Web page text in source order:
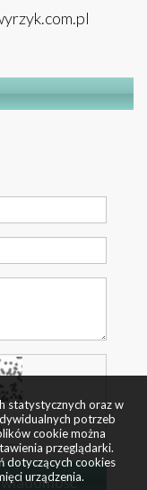
statystycznych oraz w
potrzeb
cookie można
przeglądarki.
dotyczących cookies
urządzenia.